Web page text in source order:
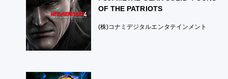
OF THE PATRIOTS
(株)コナミデジタルエンタテインメント